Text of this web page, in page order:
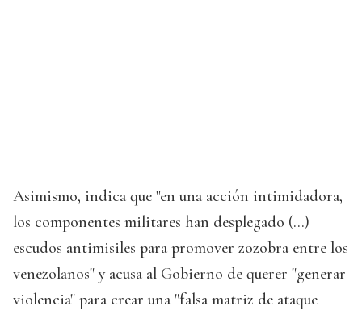
Asimismo, indica que "en una acción intimidadora,
los componentes militares han desplegado (...)
escudos antimisiles para promover zozobra entre los
venezolanos" y acusa al Gobierno de querer "generar
violencia" para crear una "falsa matriz de ataque